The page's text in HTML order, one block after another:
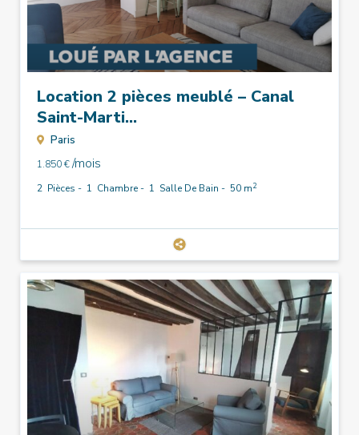
Location 2 pièces meublé – Canal
Saint-Marti...
Paris
1.850 €/mois
2 Pièces - 1 Chambre - 1 Salle De Bain - 50 m2